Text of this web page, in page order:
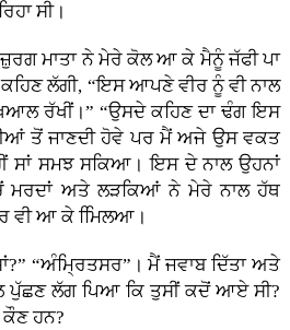
ਸੀ।
ਨੇ ਮੇਰੇ ਕੋਲ ਆ ਕੇ ਮੈਨੂੰ ਜੱਫੀ ਪਾ
ਲੱਗੀ, “ਇਸ ਆਪਣੇ ਵੀਰ ਨੂੰ ਵੀ ਨਾਲ
ਰੱਖੀਂ।” “ਉਸਦੇ ਕਹਿਣ ਦਾ ਢੰਗ ਇਸ
ਤੋਂ ਜਾਣਦੀ ਹੋਵੇ ਪਰ ਮੈਂ ਅਜੇ ਉਸ ਵਕਤ
ਸਾਂ ਸਮਝ ਸਕਿਆ। ਇਸ ਦੇ ਨਾਲ ਉਹਨਾਂ
ਮਰਦਾਂ ਅਤੇ ਲੜਕਿਆਂ ਨੇ ਮੇਰੇ ਨਾਲ ਹੱਥ
ਵੀ ਆ ਕੇ ਮਿਿਲਆ।
“ਅੰਮ੍ਰਿਤਸਰ”। ਮੈਂ ਜਵਾਬ ਦਿੱਤਾ ਅਤੇ
ਪੁੱਛਣ ਲੱਗ ਪਿਆ ਕਿ ਤੁਸੀਂ ਕਦੋਂ ਆਏ ਸੀ?
ਹਨ?